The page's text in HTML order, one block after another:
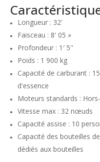
Longueur : 32'
Faisceau : 8' 05 »
Profondeur : 1′ 5''
Poids : 1 900 kg
Capacité de carburant :
d'essence
Moteurs standards :
Vitesse max : 32 nœuds
Capacité assise : 10
Capacité des bouteilles
dédiés aux bouteilles